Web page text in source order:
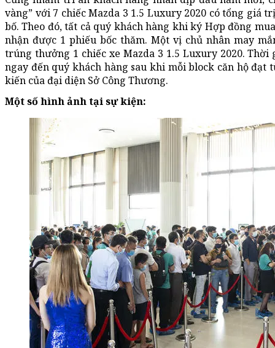
vàng” với 7 chiếc Mazda 3 1.5 Luxury 2020 có tổng giá
bố. Theo đó, tất cả quý khách hàng khi ký Hợp đồng
nhận được 1 phiếu bốc thăm. Một vị chủ nhân may
trúng thưởng 1 chiếc xe Mazda 3 1.5 Luxury 2020.
ngay đến quý khách hàng sau khi mỗi block căn hộ
kiến của đại diện Sở Công Thương.
Một số hình ảnh tại sự kiện: